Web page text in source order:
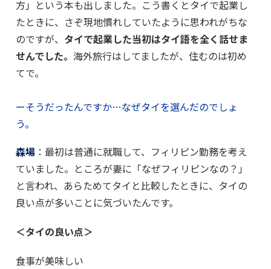
方」という本も出しました。こう書くとタイで起業し
たときに、さぞ現地慣れしていたように思われがちな
のですが、 タイで起業した当初はタイ語を全く話せま
せんでした。 海外旅行はしてましたが、住むのは初め
てで。
ーそうだったんですか…なぜタイを選んだのでしょ
う。
森場 ：最初は普通に就職して、フィリピン勤務を考え
ていました。ところが妻に「なぜフィリピンなの？」
と言われ、あらためてタイと比較したときに、タイの
良い点が多いことに気づいたんです。
＜タイの良い点＞
食事が美味しい